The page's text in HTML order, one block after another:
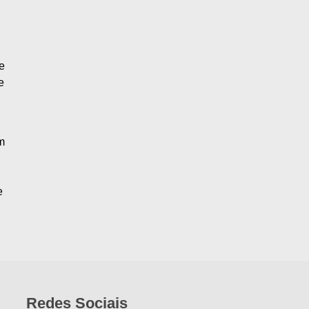
Redes Sociais